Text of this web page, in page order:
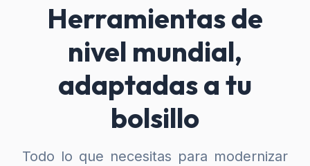
Herramientas de
nivel mundial,
adaptadas a tu
bolsillo
Todo lo que necesitas para modernizar